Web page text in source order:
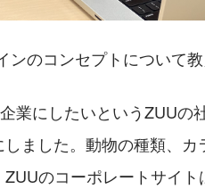
のコンセプトについて教
業にしたいというZUUの
ました。動物の種類、
のコーポレートサイト